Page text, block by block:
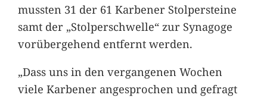
mussten 31 der 61 Karbener Stolpersteine
samt der „Stolperschwelle“ zur Synagoge
vorübergehend entfernt werden.
„Dass uns in den vergangenen Wochen
viele Karbener angesprochen und gefragt